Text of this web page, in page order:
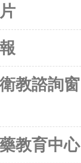
教諮詢窗
教育中心